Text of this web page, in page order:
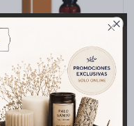

DE HABITACION
- Aura Espiritual